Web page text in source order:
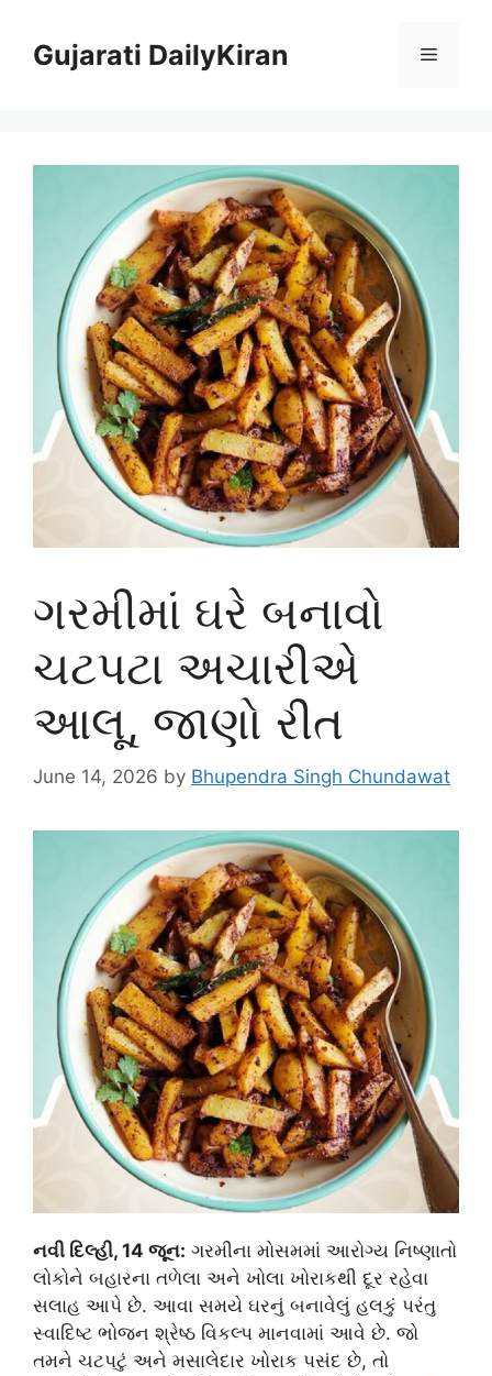
contentGujarati DailyKiran Menu
ગરમીમાં ઘરે બનાવો
ચટપટા અચારીએ
આલૂ, જાણો રીત
June 14, 2026 by Bhupendra Singh Chundawat
નવી દિલ્હી, 14 જૂન: ગરમીના મોસમમાં આરોગ્ય નિષ્ણાતો
લોકોને બહારના તળેલા અને ખોલા ખોરાકથી દૂર રહેવા
સલાહ આપે છે. આવા સમયે ઘરનું બનાવેલું હલકું પરંતુ
સ્વાદિષ્ટ ભોજન શ્રેષ્ઠ વિકલ્પ માનવામાં આવે છે. જો
તમને ચટપટું અને મસાલેદાર ખોરાક પસંદ છે, તો